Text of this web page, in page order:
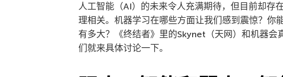
人工智能（AI）的未来令人充满期待，但目前却存
理相关。机器学习在哪些方面让我们感到震惊？你
有多大？《终结者》里的Skynet（天网）和机器会
们就来具体讨论一下。